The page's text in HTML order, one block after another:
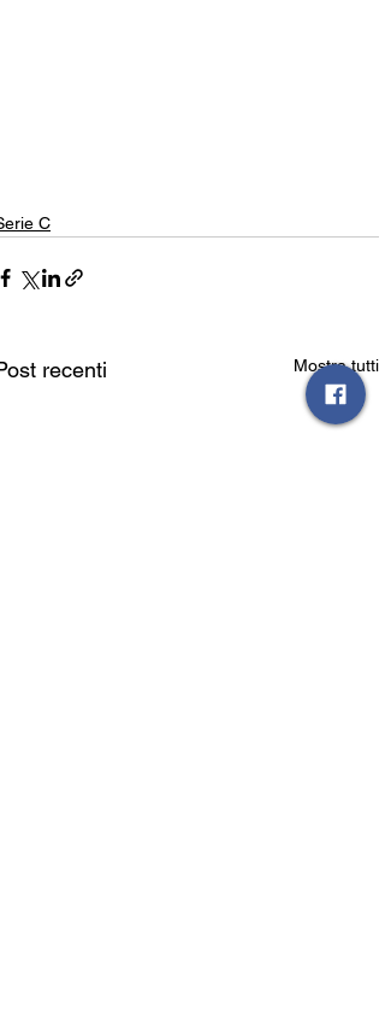
C
recenti Mostra tutti